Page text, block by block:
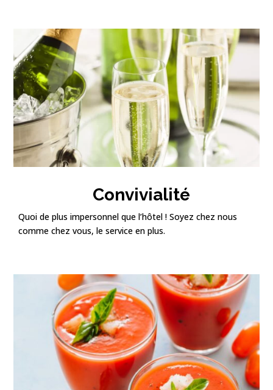
Convivialité
Quoi de plus impersonnel que l’hôtel ! Soyez chez nous
comme chez vous, le service en plus.